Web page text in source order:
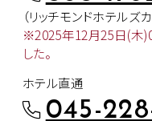
（リッチモンドホテルズ
※2025年12月25日(木
した。
ホテル直通
045-